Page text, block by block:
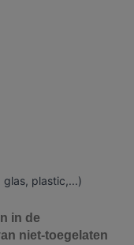
glas, plastic,...)
in de
niet-toegelaten